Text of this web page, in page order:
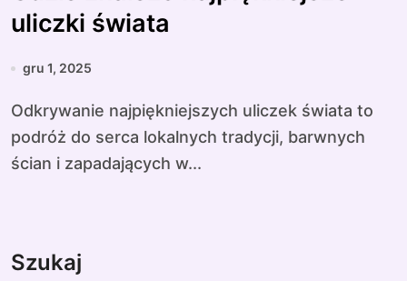
uliczki świata
gru 1, 2025
Odkrywanie najpiękniejszych uliczek świata to
podróż do serca lokalnych tradycji, barwnych
ścian i zapadających w...
Szukaj